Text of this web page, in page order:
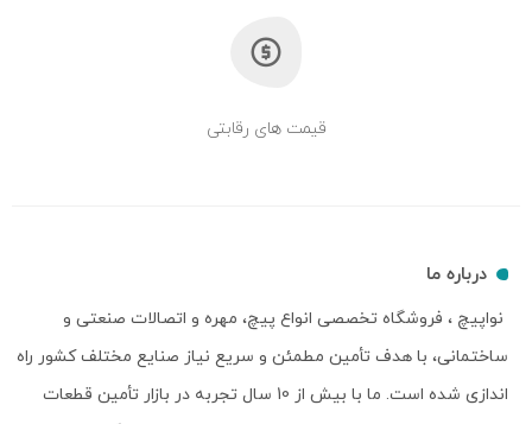
قیمت های رقابتی
درباره ما
نواپیچ ، فروشگاه تخصصی انواع پیچ، مهره و اتصالات صنعتی و
ساختمانی، با هدف تأمین مطمئن و سریع نیاز صنایع مختلف کشور راه
اندازی شده است. ما با بیش از 10 سال تجربه در بازار تأمین قطعات